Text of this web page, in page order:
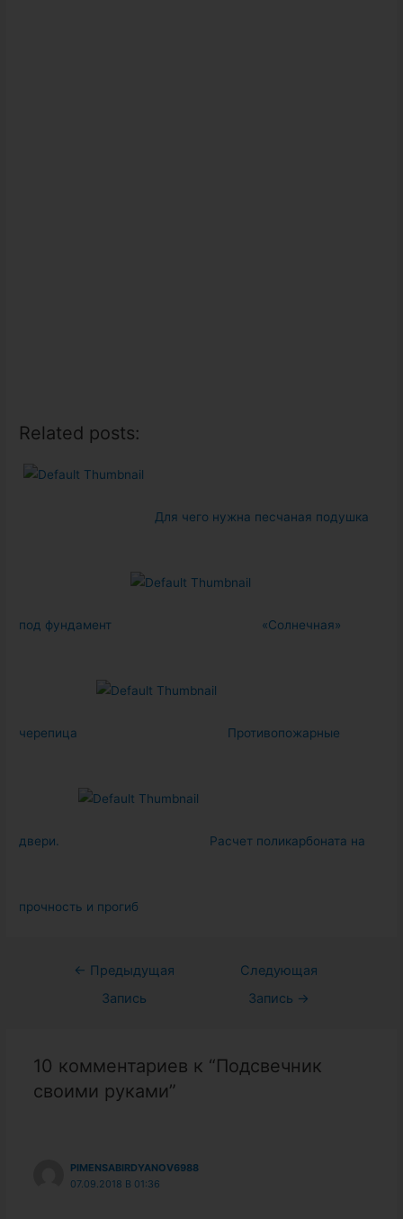
Related posts:
Для чего нужна песчаная подушка
под фундамент «Солнечная»
черепица Противопожарные
двери. Расчет поликарбоната на
прочность и прогиб
Навигация
← Предыдущая
Запись
Следующая
Запись →
10 комментариев к “Подсвечник
своими руками”
PIMENSABIRDYANOV6988
07.09.2018 В 01:36